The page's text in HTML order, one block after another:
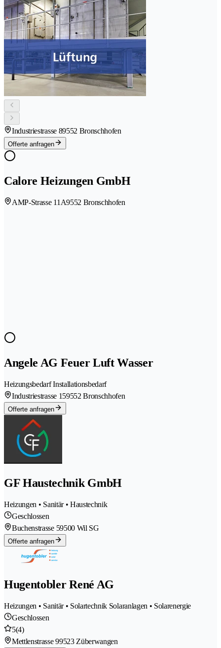
Industriestrasse 89552 Bronschhofen
Offerte anfragen
Calore Heizungen GmbH
AMP-Strasse 11A9552 Bronschhofen
Angele AG Feuer Luft Wasser
Heizungsbedarf Installationsbedarf
Industriestrasse 159552 Bronschhofen
Offerte anfragen
GF Haustechnik GmbH
Heizungen • Sanitär • Haustechnik
Geschlossen
Buchenstrasse 59500 Wil SG
Offerte anfragen
Hugentobler René AG
Heizungen • Sanitär • Solartechnik Solaranlagen • Solarenergie
Geschlossen
5(4)
Mettlenstrasse 99523 Züberwangen